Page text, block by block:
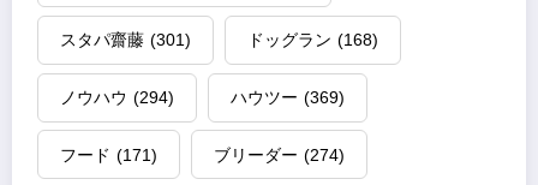
スタパ齋藤 (301) ドッグラン (168)
ノウハウ (294) ハウツー (369)
フード (171) ブリーダー (274)